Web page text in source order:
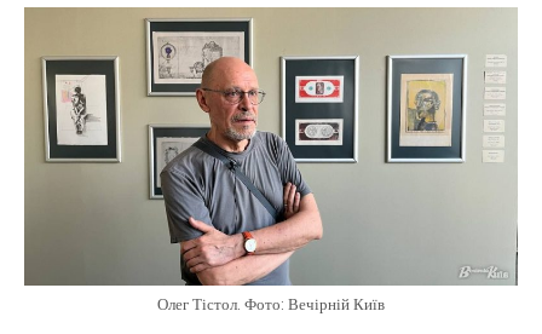
Олег Тістол. Фото: Вечірній Київ